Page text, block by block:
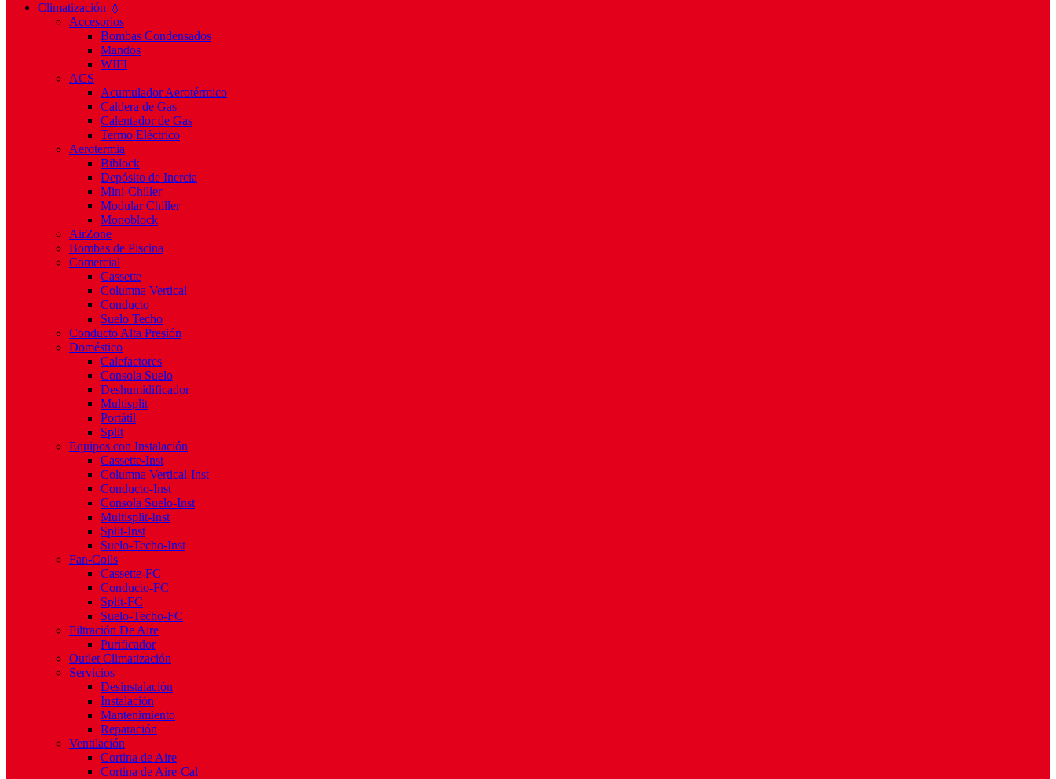
Climatización 💧
Accesorios
Bombas Condensados
Mandos
WIFI
ACS
Acumulador Aerotérmico
Caldera de Gas
Calentador de Gas
Termo Eléctrico
Aerotermia
Biblock
Depósito de Inercia
Mini-Chiller
Modular Chiller
Monoblock
AirZone
Bombas de Piscina
Comercial
Cassette
Columna Vertical
Conducto
Suelo Techo
Conducto Alta Presión
Doméstico
Calefactores
Consola Suelo
Deshumidificador
Multisplit
Portátil
Split
Equipos con Instalación
Cassette-Inst
Columna Vertical-Inst
Conducto-Inst
Consola Suelo-Inst
Multisplit-Inst
Split-Inst
Suelo-Techo-Inst
Fan-Coils
Cassette-FC
Conducto-FC
Split-FC
Suelo-Techo-FC
Filtración De Aire
Purificador
Outlet Climatización
Servicios
Desinstalación
Instalación
Mantenimiento
Reparación
Ventilación
Cortina de Aire
Cortina de Aire-Cal